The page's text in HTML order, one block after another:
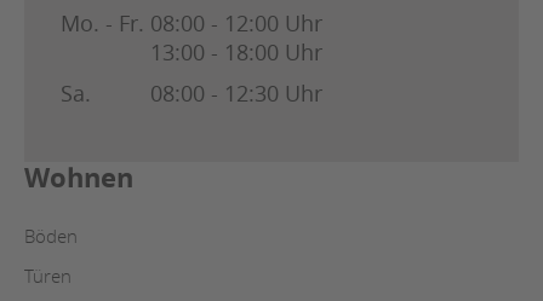
Mo. - Fr. 08:00 - 12:00 Uhr
13:00 - 18:00 Uhr
Sa.
08:00 - 12:30 Uhr
Wohnen
Böden
Türen